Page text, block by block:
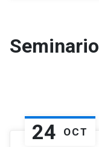
24 OCT